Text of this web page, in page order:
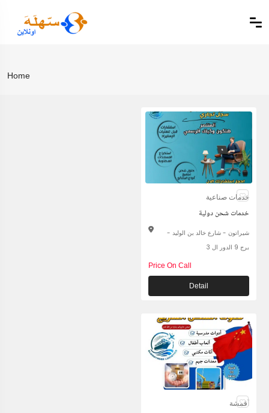
Home
خدمات صناعية
خدمات شحن دولية
شيراتون - شارع خالد بن الوليد -
برج 9 الدور ال 3
Price On Call
Detail
أقمشة